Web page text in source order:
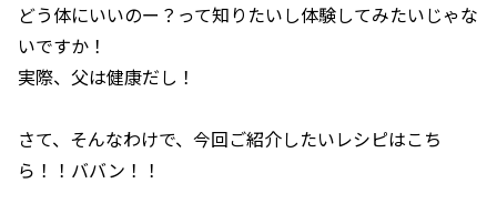
どう体にいいのー？って知りたいし体験してみたいじゃな
いですか！
実際、父は健康だし！
さて、そんなわけで、今回ご紹介したいレシピはこち
ら！！ババン！！